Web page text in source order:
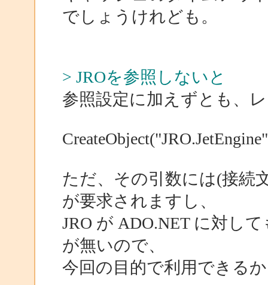
でしょうけれども。
> JROを参照しないと
参照設定に加えずとも、
ただ、その引数には(接続
が要求されますし、
JRO が ADO.NET に対し
が無いので、
今回の目的で利用できる